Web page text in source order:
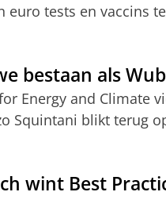
euro tests en vaccins
bestaan als
Energy and Climate
Squintani blikt terug
wint Best